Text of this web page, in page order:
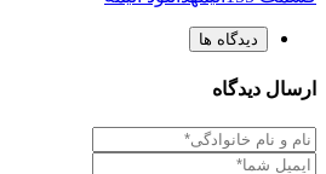
دیدگاه ها
ارسال دیدگاه